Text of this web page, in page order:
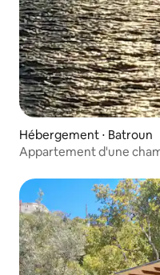
Hébergement ⋅ Batroun
Appartement d'une